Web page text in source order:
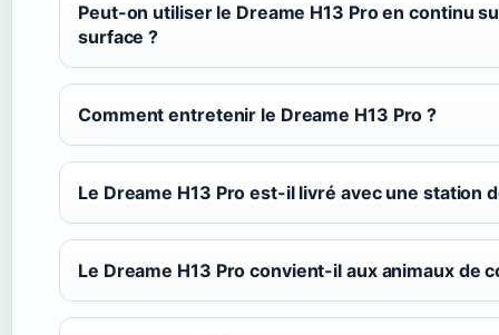
Peut-on utiliser le Dreame H13 Pro en continu
surface ?
Comment entretenir le Dreame H13 Pro ?
Le Dreame H13 Pro est-il livré avec une station
Le Dreame H13 Pro convient-il aux animaux de